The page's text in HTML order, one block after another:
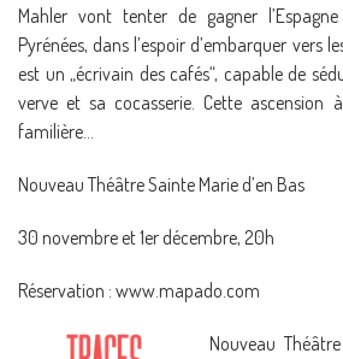
Mahler vont tenter de gagner
Pyrénées, dans l’espoir d’embarquer vers
est un „écrivain des cafés“, capable de
verve et sa cocasserie. Cette ascension
familière…
Nouveau Théâtre Sainte Marie d’en Bas
30 novembre et 1er décembre, 20h
Réservation : www.mapado.com
Nouveau